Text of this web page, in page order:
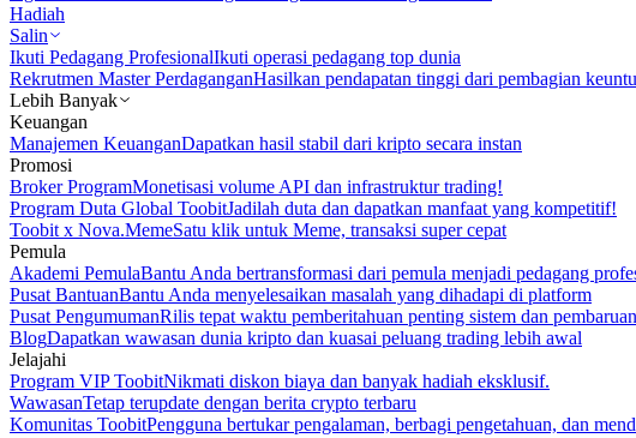
Hadiah
Salin
Ikuti Pedagang ProfesionalIkuti operasi pedagang top dunia
Rekrutmen Master PerdaganganHasilkan pendapatan tinggi dari pembagian
Lebih Banyak
Keuangan
Manajemen KeuanganDapatkan hasil stabil dari kripto secara instan
Promosi
Broker ProgramMonetisasi volume API dan infrastruktur trading!
Program Duta Global ToobitJadilah duta dan dapatkan manfaat yang kompetitif!
Toobit x Nova.MemeSatu klik untuk Meme, transaksi super cepat
Pemula
Akademi PemulaBantu Anda bertransformasi dari pemula menjadi pedagang
Pusat BantuanBantu Anda menyelesaikan masalah yang dihadapi di platform
Pusat PengumumanRilis tepat waktu pemberitahuan penting sistem dan pembaruan
BlogDapatkan wawasan dunia kripto dan kuasai peluang trading lebih awal
Jelajahi
Program VIP ToobitNikmati diskon biaya dan banyak hadiah eksklusif.
WawasanTetap terupdate dengan berita crypto terbaru
Komunitas ToobitPengguna bertukar pengalaman, berbagi pengetahuan, dan